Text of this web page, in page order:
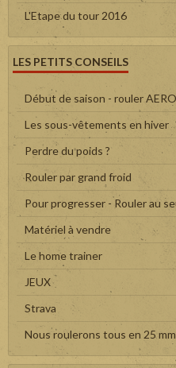
L'Etape du tour 2016
LES PETITS CONSEILS
Début de saison - rouler
Les sous-vêtements en hiver
Perdre du poids ?
Rouler par grand froid
Pour progresser - Rouler au
Matériel à vendre
Le home trainer
JEUX
Strava
Nous roulerons tous en 25 mm